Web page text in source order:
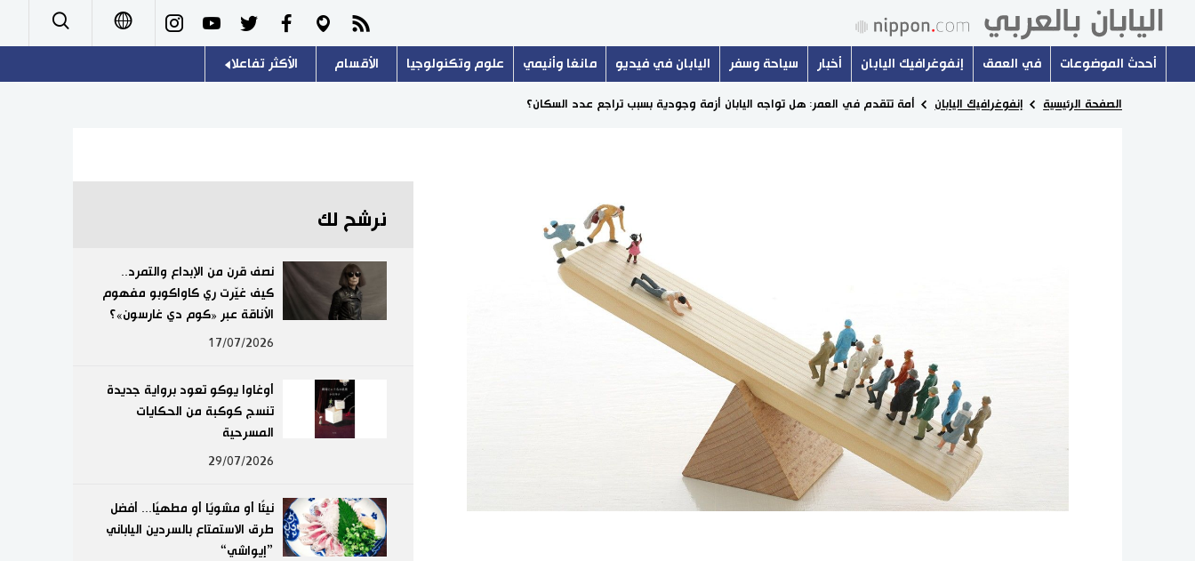
Español
أحدث الموضوعات في العمق إنفوغرافيك اليابان أخبار سياحة وسفر اليابان في فيديو مانغا وأنيمي علوم وتكنولوجيا الأقسام
اقتصاد
لايف ستايل
إعلان
الأكثر تفاعلا
الصفحة الرئيسية إنفوغرافيك اليابان أمة تتقدم في العمر: هل تواجه اليابان أزمة وجودية بسبب تراجع عدد السكان؟
نرشح لك
نصف قرن من الإبداع والتمرد..
كيف غيّرت ري كاواكوبو مفهوم
الأناقة عبر «كوم دي غارسون»؟
17/07/2026
أوغاوا يوكو تعود برواية جديدة
تنسج كوكبة من الحكايات
المسرحية
29/07/2026
نيئًا أو مشويًا أو مطهيًا... أفضل
طرق الاستمتاع بالسردين الياباني
”إيواشي“